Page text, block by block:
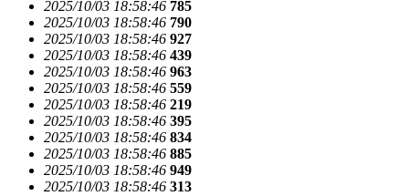
2025/10/03 18:58:46 785
2025/10/03 18:58:46 790
2025/10/03 18:58:46 927
2025/10/03 18:58:46 439
2025/10/03 18:58:46 963
2025/10/03 18:58:46 559
2025/10/03 18:58:46 219
2025/10/03 18:58:46 395
2025/10/03 18:58:46 834
2025/10/03 18:58:46 885
2025/10/03 18:58:46 949
2025/10/03 18:58:46 313